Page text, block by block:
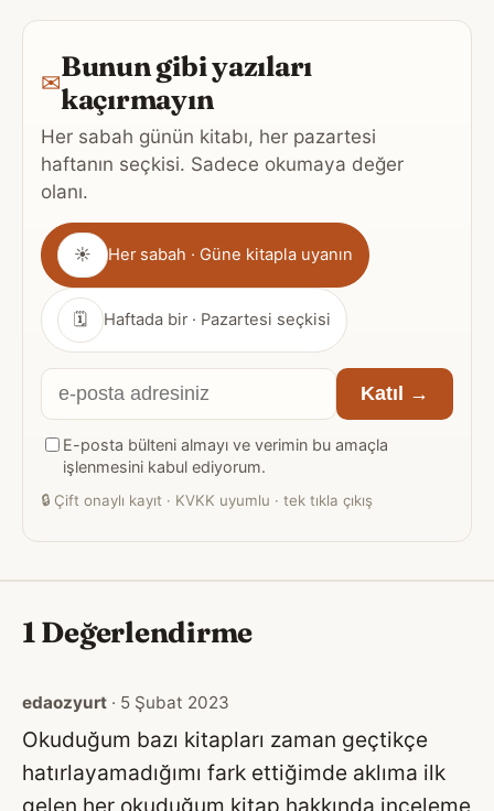
✉Bunun gibi yazıları
kaçırmayın
Her sabah günün kitabı, her pazartesi
haftanın seçkisi. Sadece okumaya değer
olanı.
Gönderim
sıklığı
☀ Her sabah · Güne kitapla uyanın
🗓 Haftada bir · Pazartesi seçkisi
E-
posta
adresiniz
Katıl →
E-posta bülteni almayı ve verimin bu amaçla
işlenmesini kabul ediyorum.
🔒 Çift onaylı kayıt · KVKK uyumlu · tek tıkla çıkış
1 Değerlendirme
edaozyurt · 5 Şubat 2023
Okuduğum bazı kitapları zaman geçtikçe
hatırlayamadığımı fark ettiğimde aklıma ilk